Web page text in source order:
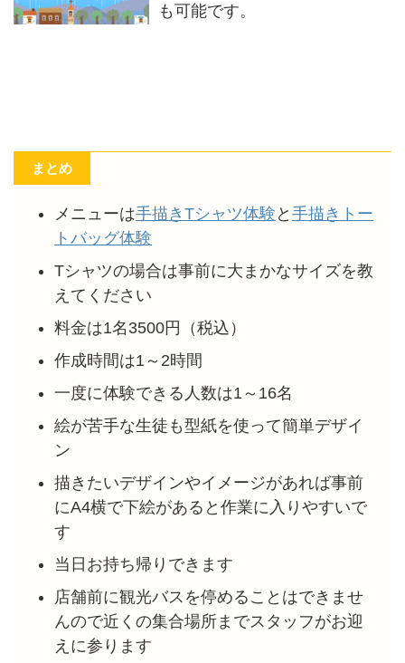
も可能です。
まとめ
メニューは手描きTシャツ体験 と 手描きトー
トバッグ体験
Tシャツの場合は事前に大まかなサイズを教
えてください
料金は1名3500円（税込）
作成時間は1～2時間
一度に体験できる人数は1～16名
絵が苦手な生徒も型紙を使って簡単デザイ
ン
描きたいデザインやイメージがあれば事前
にA4横で下絵があると作業に入りやすいで
す
当日お持ち帰りできます
店舗前に観光バスを停めることはできませ
んので近くの集合場所までスタッフがお迎
えに参ります